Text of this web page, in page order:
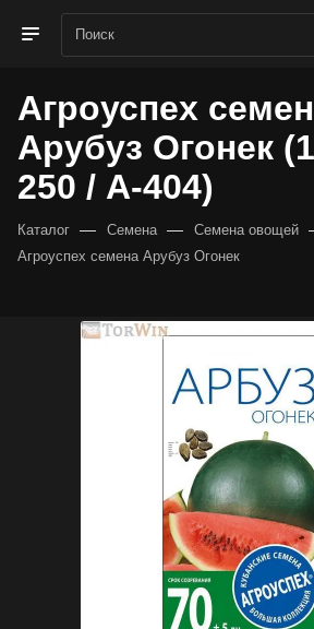
Агроуспех
Арубуз Огонек
250 / А-404)
Каталог — Семена — Семена овощей
Агроуспех семена Арубуз Огонек